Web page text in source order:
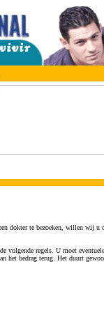
dokter te bezoeken, willen wij u
volgende regels. U moet
het bedrag terug. Het duurt